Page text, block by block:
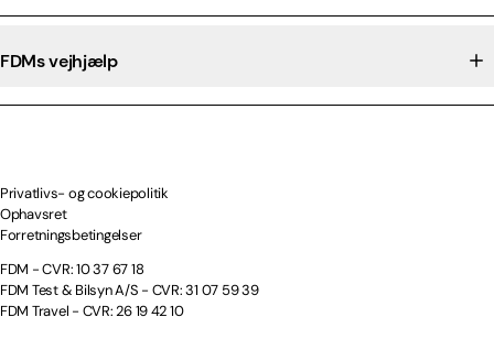
FDMs vejhjælp
Privatlivs- og cookiepolitik
Ophavsret
Forretningsbetingelser
FDM - CVR: 10 37 67 18
FDM Test & Bilsyn A/S - CVR: 31 07 59 39
FDM Travel - CVR: 26 19 42 10